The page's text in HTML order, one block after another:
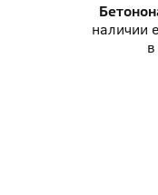
наличии